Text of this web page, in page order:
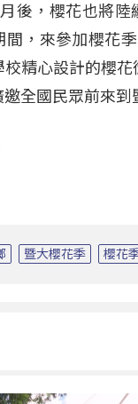
後，櫻花也將陸
間，來參加櫻花
精心設計的櫻
全國民眾前來到
暨大櫻花季 櫻花